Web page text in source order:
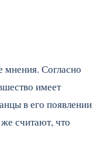
мнения. Согласно
имеет
в его появлении
считают, что